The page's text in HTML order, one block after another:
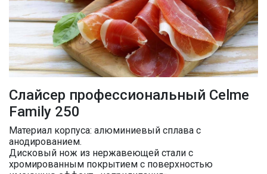
Слайсер профессиональный Celme
Family 250
Материал корпуса: алюминиевый сплава с
анодированием.
Дисковый нож из нержавеющей стали с
хромированным покрытием с поверхностью